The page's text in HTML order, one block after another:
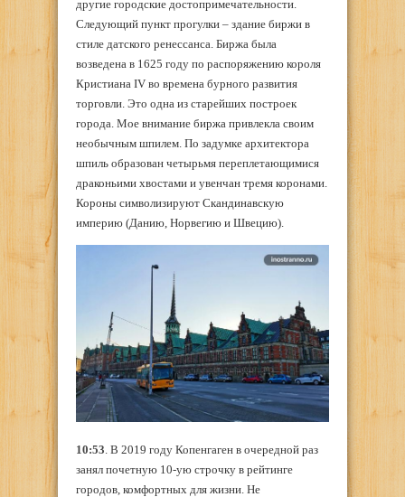
другие городские достопримечательности.
Следующий пункт прогулки – здание биржи в
стиле датского ренессанса. Биржа была
возведена в 1625 году по распоряжению короля
Кристиана IV во времена бурного развития
торговли. Это одна из старейших построек
города. Мое внимание биржа привлекла своим
необычным шпилем. По задумке архитектора
шпиль образован четырьмя переплетающимися
драконьими хвостами и увенчан тремя коронами.
Короны символизируют Скандинавскую
империю (Данию, Норвегию и Швецию).
10:53 . В 2019 году Копенгаген в очередной раз
занял почетную 10-ую строчку в рейтинге
городов, комфортных для жизни. Не